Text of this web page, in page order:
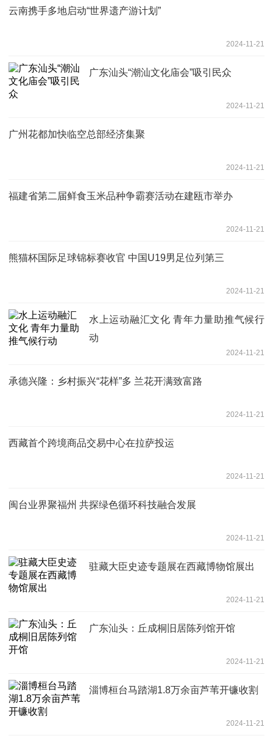
云南携手多地启动“世界遗产游计划”
2024-11-21
广东汕头“潮汕文化庙会”吸引民众
2024-11-21
广州花都加快临空总部经济集聚
2024-11-21
福建省第二届鲜食玉米品种争霸赛活动在建瓯市举办
2024-11-21
熊猫杯国际足球锦标赛收官 中国U19男足位列第三
2024-11-21
水上运动融汇文化 青年力量助推气候行
动
2024-11-21
承德兴隆：乡村振兴“花样”多 兰花开满致富路
2024-11-21
西藏首个跨境商品交易中心在拉萨投运
2024-11-21
闽台业界聚福州 共探绿色循环科技融合发展
2024-11-21
驻藏大臣史迹专题展在西藏博物馆展出
2024-11-21
广东汕头：丘成桐旧居陈列馆开馆
2024-11-21
淄博桓台马踏湖1.8万余亩芦苇开镰收割
2024-11-21